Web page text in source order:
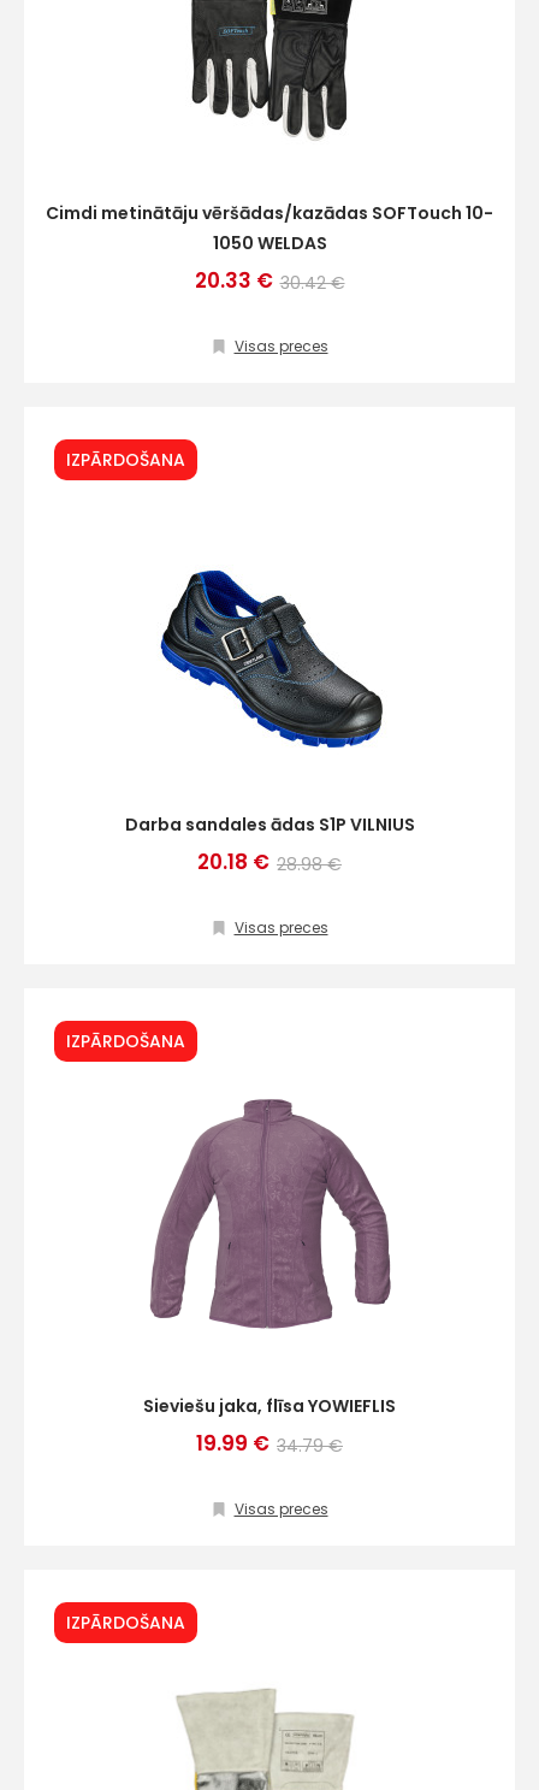
Cimdi metinātāju vēršādas/kazādas SOFTouch 10-
1050 WELDAS
20.33 € 30.42 €
Visas preces
IZPĀRDOŠANA
Darba sandales ādas S1P VILNIUS
20.18 € 28.98 €
Visas preces
IZPĀRDOŠANA
Sieviešu jaka, flīsa YOWIEFLIS
19.99 € 34.79 €
Visas preces
IZPĀRDOŠANA